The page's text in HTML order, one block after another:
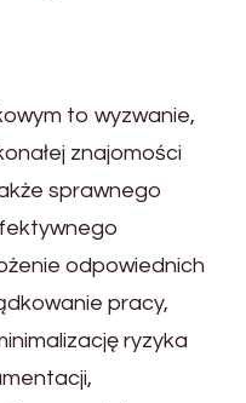
to wyzwanie,
znajomości
sprawnego
odpowiednich
pracy,
ryzyka